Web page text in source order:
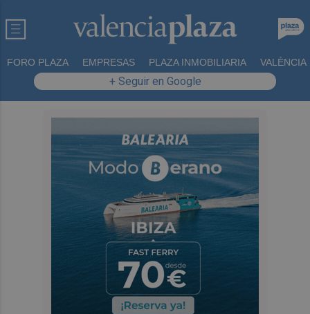
FORO PLAZA EMPRESAS PLAZA INMOBILIARIA VALÈNCIA
+ Seguir en Google